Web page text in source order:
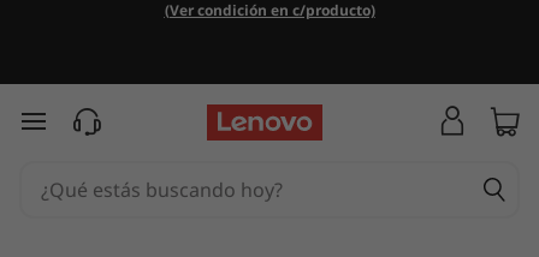
h
(Ver condición en c/producto)
Ir al contenido principal